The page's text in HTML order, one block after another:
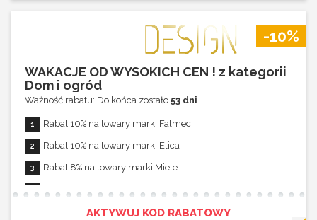
-10%
WAKACJE OD WYSOKICH CEN ! z kategorii
Dom i ogród
Ważność rabatu: Do końca zostało 53 dni
Rabat 10% na towary marki Falmec
Rabat 10% na towary marki Elica
Rabat 8% na towary marki Miele
Rabat 8% na towary marki AEG
AKTYWUJ KOD RABATOWY